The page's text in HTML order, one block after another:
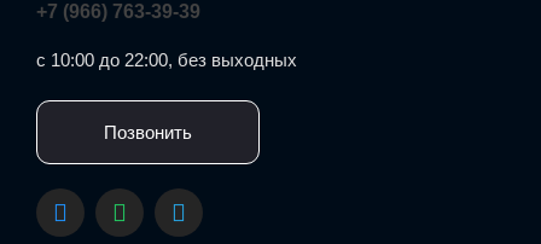
+7 (966) 763-39-39
с 10:00 до 22:00, без выходных
Позвонить